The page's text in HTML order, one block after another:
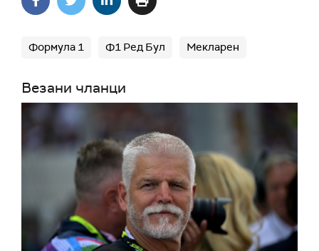
Формула 1 Ф1 Ред Бул Мекларен
Везани чланци